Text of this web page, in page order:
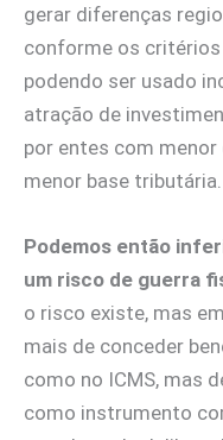
gerar diferenças
conforme os
podendo ser usado
atração de
por entes com
menor base tributária.
Podemos então
um risco de guerra
o risco existe, mas
mais de conceder
como no ICMS, mas
como instrumento